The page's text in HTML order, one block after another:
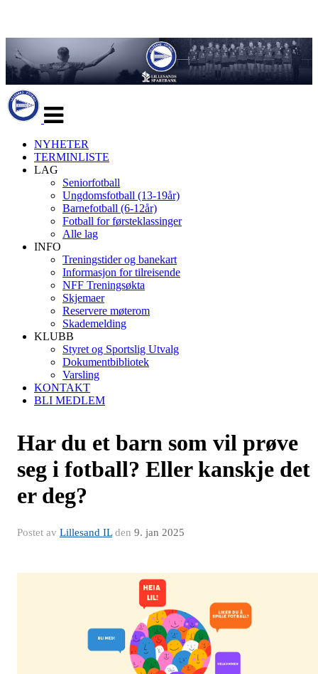
navigasjon
NYHETER
TERMINLISTE
LAG
Seniorfotball
Ungdomsfotball (13-19år)
Barnefotball (6-12år)
Fotball for førsteklassinger
Alle lag
INFO
Treningstider og banekart
Informasjon for tilreisende
NFF Treningsøkta
Skjemaer
Reservere møterom
Skademelding
KLUBB
Styret og Sportslig Utvalg
Dokumentbibliotek
Varsling
KONTAKT
BLI MEDLEM
Har du et barn som vil prøve
seg i fotball? Eller kanskje det
er deg?
Postet av Lillesand ILden 9. jan 2025